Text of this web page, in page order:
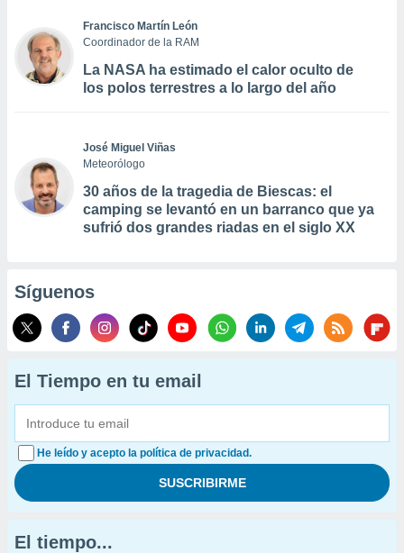
Francisco Martín León
Coordinador de la RAM
La NASA ha estimado el calor oculto de
los polos terrestres a lo largo del año
José Miguel Viñas
Meteorólogo
30 años de la tragedia de Biescas: el
camping se levantó en un barranco que ya
sufrió dos grandes riadas en el siglo XX
Síguenos
El Tiempo en tu email
He leído y acepto la política de privacidad.
El tiempo...